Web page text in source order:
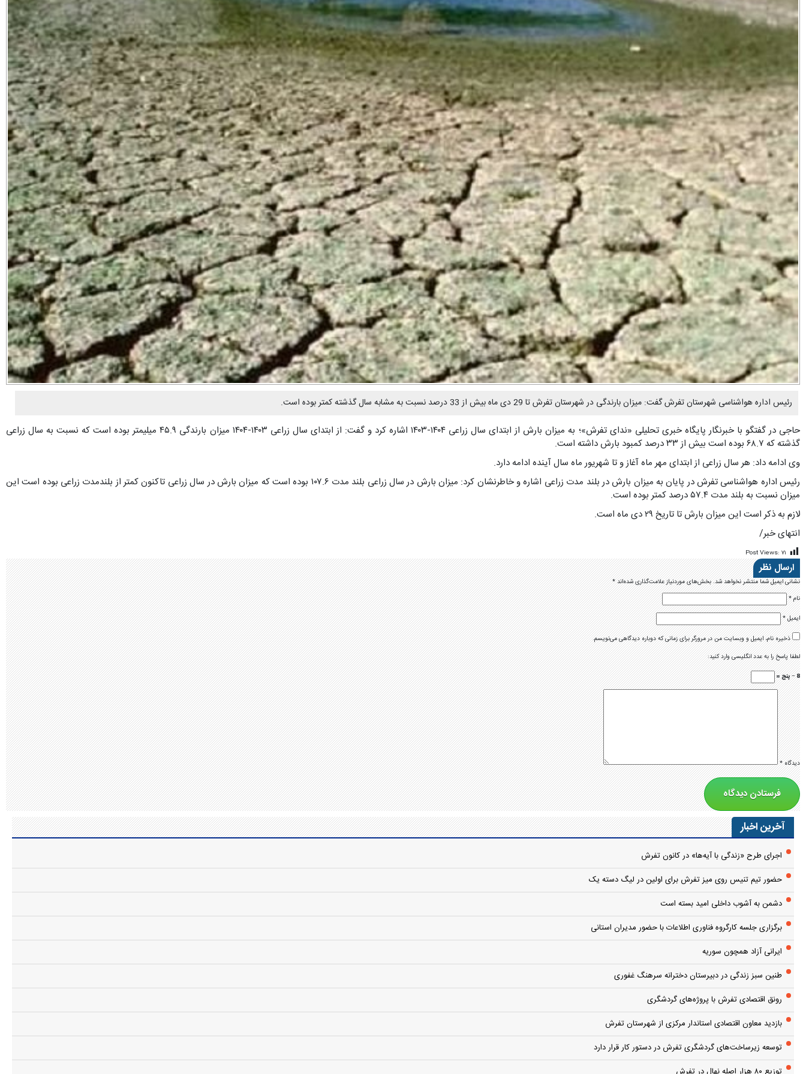
رئیس اداره هواشناسی شهرستان تفرش گفت: میزان بارندگی در شهرستان تفرش تا 29 دی ماه بیش از 33 درصد نسبت به مشابه سال گذشته کمتر بوده است.
حاجی در گفتگو با خبرنگار پایگاه خبری تحلیلی «ندای تفرش»؛ به میزان بارش از ابتدای سال زراعی ۱۴۰۴-۱۴۰۳ اشاره کرد و گفت: از ابتدای سال زراعی ۱۴۰۳-۱۴۰۴ میزان بارندگی ۴۵.۹ میلیمتر بوده است که نسبت به سال زراعی
گذشته که ۶۸.۷ بوده است بیش از ۳۳ درصد کمبود بارش داشته است.
وی ادامه داد: هر سال زراعی از ابتدای مهر ماه آغاز و تا شهریور ماه سال آینده ادامه دارد.
رئیس اداره هواشناسی تفرش در پایان به میزان بارش در بلند مدت زراعی اشاره و خاطرنشان کرد: میزان بارش در سال زراعی بلند مدت ۱۰۷.۶ بوده است که میزان بارش در سال زراعی تاکنون کمتر از بلندمدت زراعی بوده است این
میزان نسبت به بلند مدت ۵۷.۴ درصد کمتر بوده است.
لازم به ذکر است این میزان بارش تا تاریخ ۲۹ دی ماه است.
انتهای خبر/
Post Views: ۷۱
ارسال نظر
نشانی ایمیل شما منتشر نخواهد شد.بخش‌های موردنیاز علامت‌گذاری شده‌اند*
نام*
ایمیل*
ذخیره نام، ایمیل و وبسایت من در مرورگر برای زمانی که دوباره دیدگاهی می‌نویسم.
لطفا پاسخ را به عدد انگلیسی وارد کنید:
8 − پنج =
دیدگاه*
آخرین اخبار
اجرای طرح «زندگی با آیه‌ها» در کانون تفرش
حضور تیم تنیس روی میز تفرش برای اولین در لیگ دسته یک
دشمن به آشوب داخلی امید بسته است
برگزاری جلسه کارگروه فناوری اطلاعات با حضور مدیران استانی
ایرانی آزاد همچون سوریه
طنین سبز زندگی در دبیرستان دخترانه سرهنگ غفوری
رونق اقتصادی تفرش با پروژه‌های گردشگری
بازدید معاون اقتصادی استاندار مرکزی از شهرستان تفرش
توسعه زیرساخت‌های گردشگری تفرش در دستور کار قرار دارد